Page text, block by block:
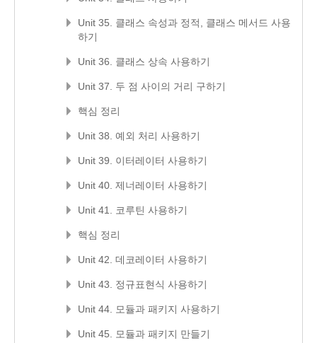
Unit 35. 클래스 속성과 정적, 클래스 메서드 사용
하기
Unit 36. 클래스 상속 사용하기
Unit 37. 두 점 사이의 거리 구하기
핵심 정리
Unit 38. 예외 처리 사용하기
Unit 39. 이터레이터 사용하기
Unit 40. 제너레이터 사용하기
Unit 41. 코루틴 사용하기
핵심 정리
Unit 42. 데코레이터 사용하기
Unit 43. 정규표현식 사용하기
Unit 44. 모듈과 패키지 사용하기
Unit 45. 모듈과 패키지 만들기